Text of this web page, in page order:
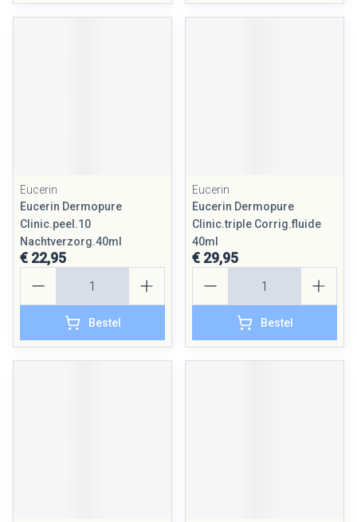
Eucerin
Eucerin Dermopure
Clinic.peel.10
Nachtverzorg.40ml
€ 22,95
Bestel
Eucerin
Eucerin Dermopure
Clinic.triple Corrig.fluide
40ml
€ 29,95
Bestel